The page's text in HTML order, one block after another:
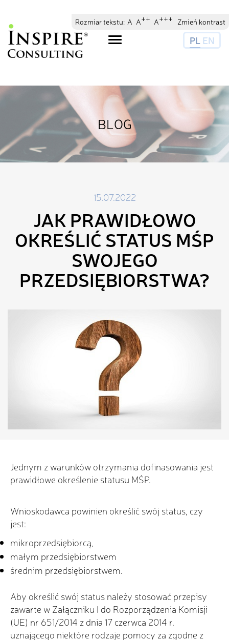
Rozmiar tekstu: A A++ A+++ Zmień kontrast
Toggle
PL EN
BLOG
15.07.2022
JAK PRAWIDŁOWO
OKREŚLIĆ STATUS MŚP
SWOJEGO
PRZEDSIĘBIORSTWA?
Jednym z warunków otrzymania dofinasowania jest
prawidłowe określenie statusu MŚP.
Wnioskodawca powinien określić swój status, czy
jest:
mikroprzedsiębiorcą,
małym przedsiębiorstwem
średnim przedsiębiorstwem.
Aby określić swój status należy stosować przepisy
zawarte w Załączniku I do Rozporządzenia Komisji
(UE) nr 651/2014 z dnia 17 czerwca 2014 r.
uznającego niektóre rodzaje pomocy za zgodne z